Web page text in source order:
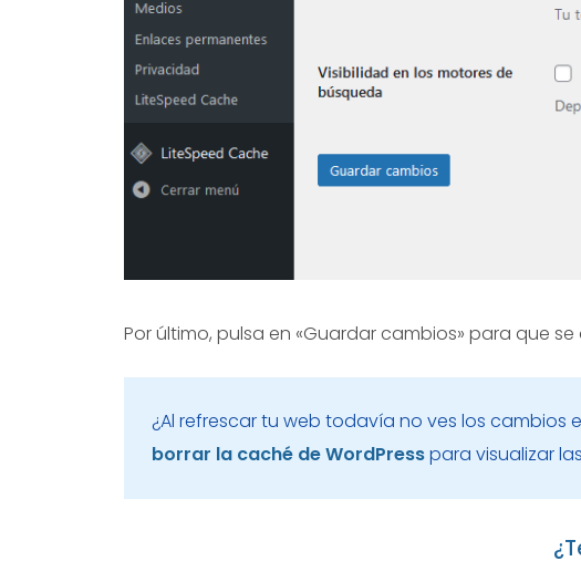
Por último, pulsa en «Guardar cambios» para que
¿Al refrescar tu web todavía no ves los cambios
borrar la caché de WordPresspara visualizar